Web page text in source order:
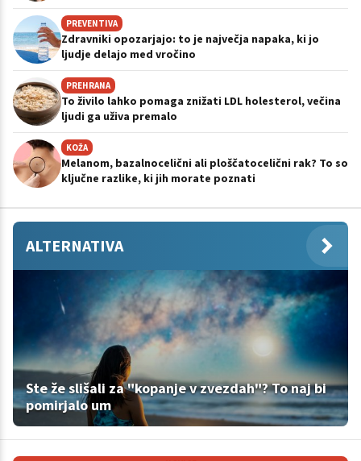
PREVENTIVA
Zdravniki opozarjajo: to je največja napaka, ki jo
ljudje delajo med vročino
PREHRANA
To živilo lahko pomaga znižati LDL holesterol, večina
ljudi ga uživa premalo
KOŽA
Melanom, bazalnocelični ali ploščatocelični rak? To so
ključne razlike, ki jih morate poznati
ALTERNATIVA
Ste že slišali za "kopanje v zvezdah"? To naj bi
pomirjalo um